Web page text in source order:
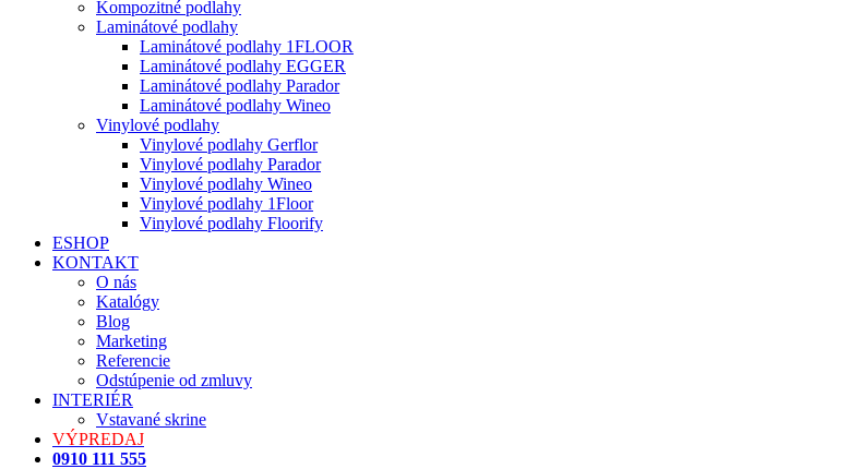
Kompozitné podlahy
Laminátové podlahy
Laminátové podlahy 1FLOOR
Laminátové podlahy EGGER
Laminátové podlahy Parador
Laminátové podlahy Wineo
Vinylové podlahy
Vinylové podlahy Gerflor
Vinylové podlahy Parador
Vinylové podlahy Wineo
Vinylové podlahy 1Floor
Vinylové podlahy Floorify
ESHOP
KONTAKT
O nás
Katalógy
Blog
Marketing
Referencie
Odstúpenie od zmluvy
INTERIÉR
Vstavané skrine
VÝPREDAJ
0910 111 555